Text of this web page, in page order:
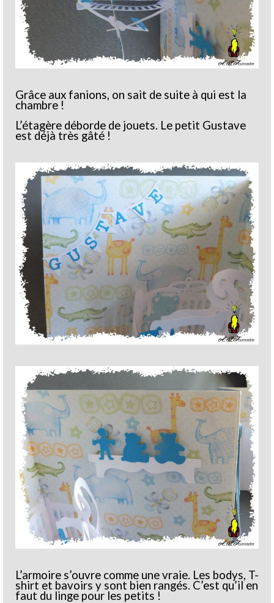
Grâce aux fanions, on sait de suite à qui est la
chambre !
L’étagère déborde de jouets. Le petit Gustave
est déjà très gâté !
L’armoire s’ouvre comme une vraie. Les bodys, T-
shirt et bavoirs y sont bien rangés. C’est qu’il en
faut du linge pour les petits !